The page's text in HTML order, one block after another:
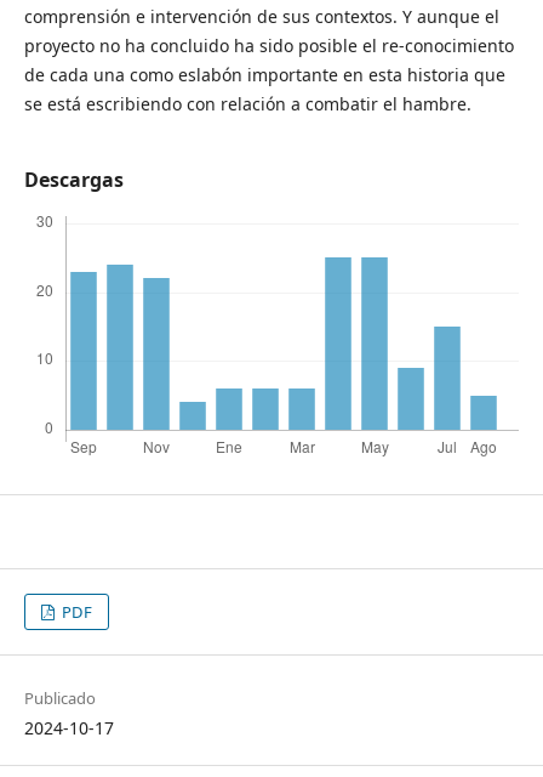
comprensión e intervención de sus contextos. Y aunque el
proyecto no ha concluido ha sido posible el re-conocimiento
de cada una como eslabón importante en esta historia que
se está escribiendo con relación a combatir el hambre.
Descargas
PDF
Publicado
2024-10-17